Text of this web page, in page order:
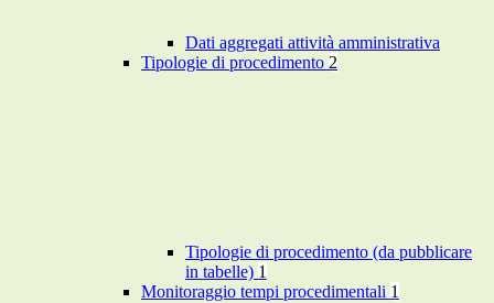
Dati aggregati attività amministrativa
Tipologie di procedimento 2
Tipologie di procedimento (da pubblicare
in tabelle) 1
Monitoraggio tempi procedimentali 1